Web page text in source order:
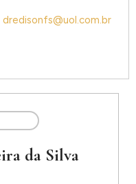
dredisonfs@uol.com.br
da Silva